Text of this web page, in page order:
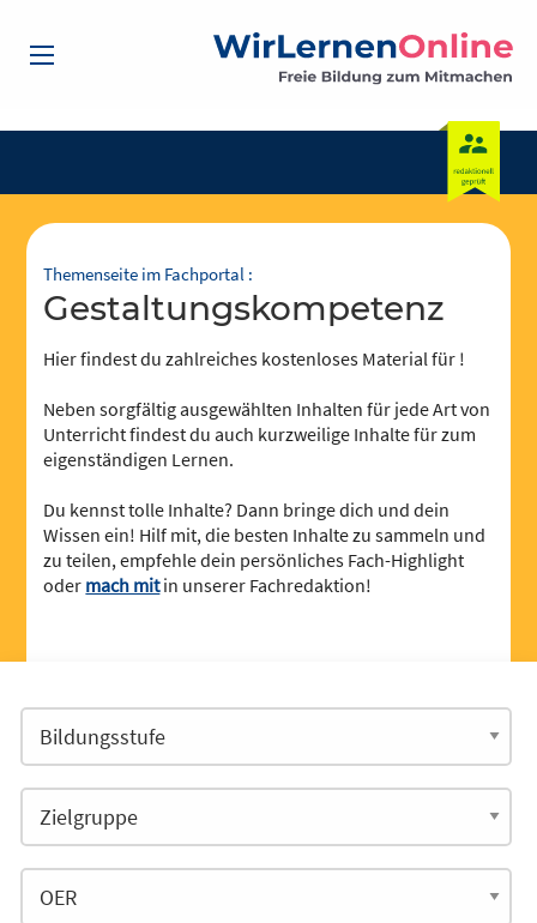
Themenseite im Fachportal :
Gestaltungskompetenz
Hier findest du zahlreiches kostenloses Material für !
Neben sorgfältig ausgewählten Inhalten für jede Art von
Unterricht findest du auch kurzweilige Inhalte für zum
eigenständigen Lernen.
Du kennst tolle Inhalte? Dann bringe dich und dein
Wissen ein! Hilf mit, die besten Inhalte zu sammeln und
zu teilen, empfehle dein persönliches Fach-Highlight
oder mach mitin unserer Fachredaktion!